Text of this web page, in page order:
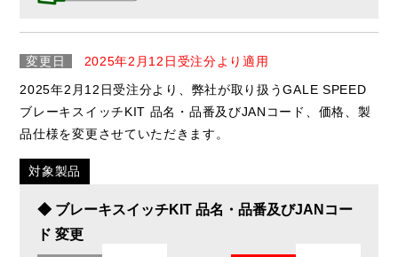
変更日
2025年2月12日受注分より適用
2025年2月12日受注分より、弊社が取り扱うGALE SPEED
ブレーキスイッチKIT 品名・品番及びJANコード、価格、製
品仕様を変更させていただきます。
対象製品
◆ ブレーキスイッチKIT 品名・品番及びJANコー
ド 変更